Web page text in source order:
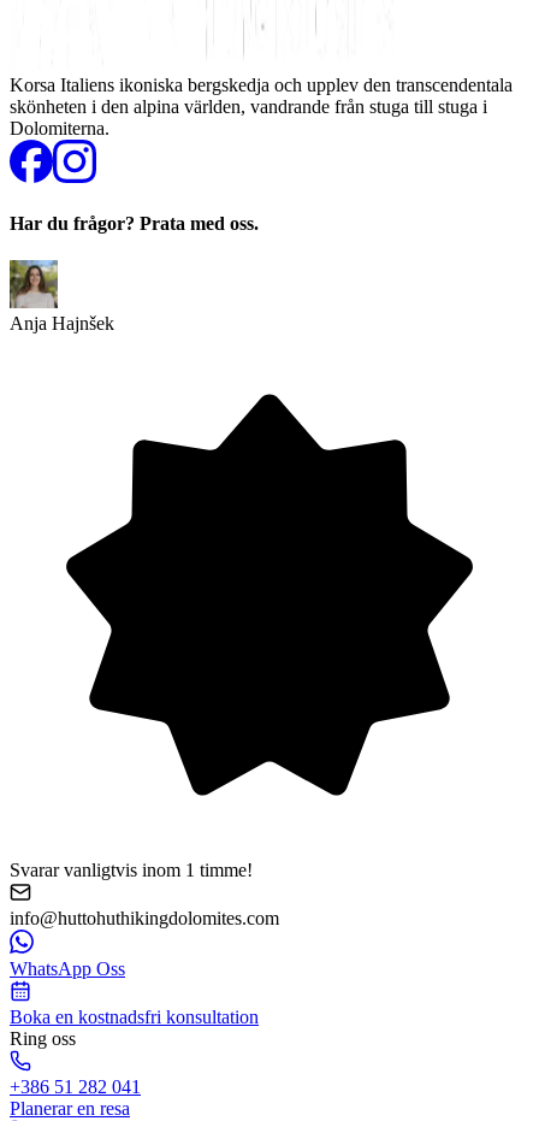
Korsa Italiens ikoniska bergskedja och upplev den transcendentala
skönheten i den alpina världen, vandrande från stuga till stuga i
Dolomiterna.
Har du frågor? Prata med oss.
Anja Hajnšek
Svarar vanligtvis inom 1 timme!
info@huttohuthikingdolomites.com
WhatsApp Oss
Boka en kostnadsfri konsultation
Ring oss
+386 51 282 041
Planerar en resa